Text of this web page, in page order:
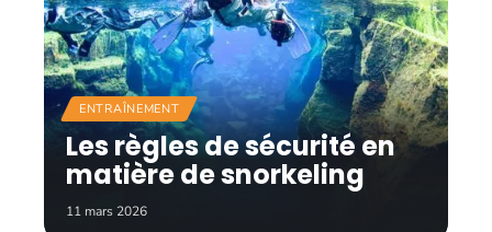
ENTRAÎNEMENT
Les règles de sécurité en
matière de snorkeling
11 mars 2026